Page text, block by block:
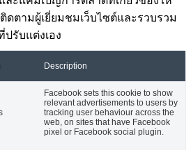
ดตามผู้เยี่ยมชมเว็บไซต์และรวบรวม
รับแต่งเอง
Description
Facebook sets this cookie to show
relevant advertisements to users by
tracking user behaviour across the
web, on sites that have Facebook
pixel or Facebook social plugin.